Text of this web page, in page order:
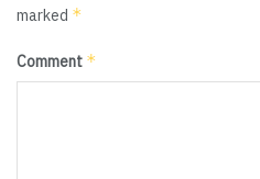
marked *
Comment *